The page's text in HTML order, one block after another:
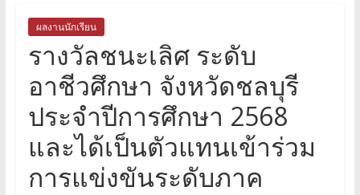
ผลงานนักเรียน
รางวัลชนะเลิศ ระดับ
อาชีวศึกษา จังหวัดชลบุรี
ประจำปีการศึกษา 2568
และได้เป็นตัวแทนเข้าร่วม
การแข่งขันระดับภาค